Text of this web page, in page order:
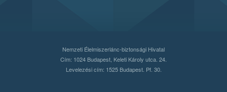
Nemzeti Élelmiszerlánc-biztonsági Hivatal
Cím: 1024 Budapest, Keleti Károly utca. 24.
Levelezési cím: 1525 Budapest. Pf. 30.